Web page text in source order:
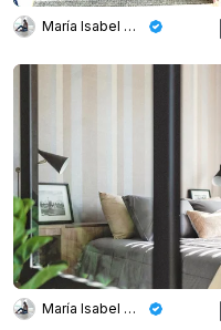
María Isabel Wetzel
María Isabel Wetzel